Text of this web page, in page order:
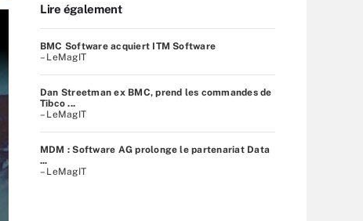
Lire également
BMC Software acquiert ITM Software
– LeMagIT
Dan Streetman ex BMC, prend les commandes de
Tibco ...
– LeMagIT
MDM : Software AG prolonge le partenariat Data
...
– LeMagIT